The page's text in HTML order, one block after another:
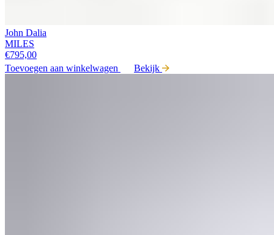
John Dalia
MILES
€795,00
Toevoegen aan winkelwagen
Bekijk